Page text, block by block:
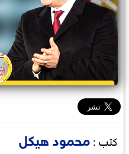
كتب :محمود هيكل